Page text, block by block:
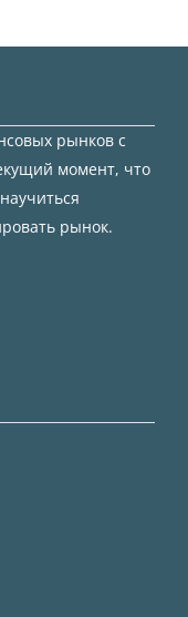
рынков с
момент, что
рынок.